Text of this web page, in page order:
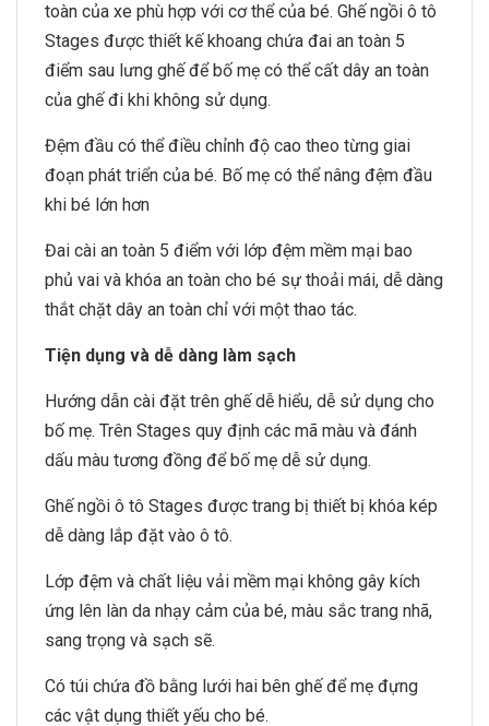
toàn của xe phù hợp với cơ thể của bé. Ghế ngồi ô tô
Stages được thiết kế khoang chứa đai an toàn 5
điểm sau lưng ghế để bố mẹ có thể cất dây an toàn
của ghế đi khi không sử dụng.
Đệm đầu có thể điều chỉnh độ cao theo từng giai
đoạn phát triển của bé. Bố mẹ có thể nâng đệm đầu
khi bé lớn hơn
Đai cài an toàn 5 điểm với lớp đệm mềm mại bao
phủ vai và khóa an toàn cho bé sự thoải mái, dễ dàng
thắt chặt dây an toàn chỉ với một thao tác.
Tiện dụng và dễ dàng làm sạch
Hướng dẫn cài đặt trên ghế dễ hiểu, dễ sử dụng cho
bố mẹ. Trên Stages quy định các mã màu và đánh
dấu màu tương đồng để bố mẹ dễ sử dụng.
Ghế ngồi ô tô Stages được trang bị thiết bị khóa kép
dễ dàng lắp đặt vào ô tô.
Lớp đệm và chất liệu vải mềm mại không gây kích
ứng lên làn da nhạy cảm của bé, màu sắc trang nhã,
sang trọng và sạch sẽ.
Có túi chứa đồ bằng lưới hai bên ghế để mẹ đựng
các vật dụng thiết yếu cho bé.